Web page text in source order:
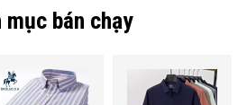
mục bán chạy